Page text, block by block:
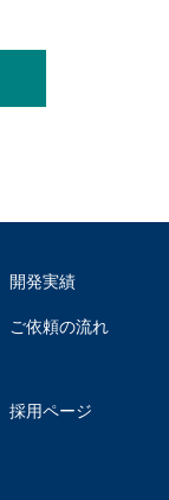
開発実績
ご依頼の流れ
採用ページ